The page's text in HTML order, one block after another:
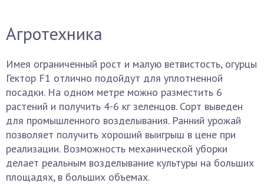
Агротехника
Имея ограниченный рост и малую ветвистость, огурцы
Гектор F1 отлично подойдут для уплотненной
посадки. На одном метре можно разместить 6
растений и получить 4-6 кг зеленцов. Сорт выведен
для промышленного возделывания. Ранний урожай
позволяет получить хороший выигрыш в цене при
реализации. Возможность механической уборки
делает реальным возделывание культуры на больших
площадях, в больших объемах.